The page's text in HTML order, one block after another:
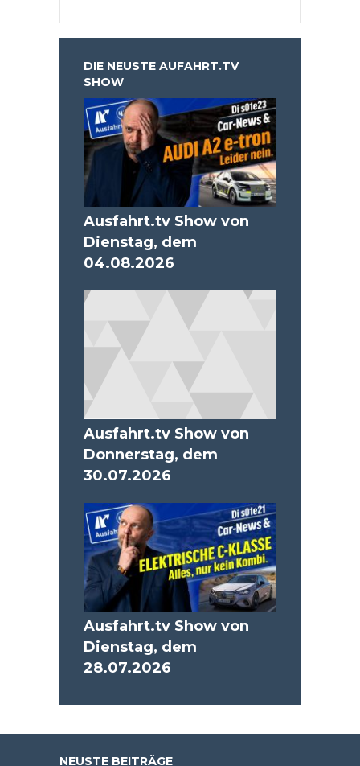
DIE NEUSTE AUFAHRT.TV
SHOW
Ausfahrt.tv Show von
Dienstag, dem
04.08.2026
Ausfahrt.tv Show von
Donnerstag, dem
30.07.2026
Ausfahrt.tv Show von
Dienstag, dem
28.07.2026
NEUSTE BEITRÄGE